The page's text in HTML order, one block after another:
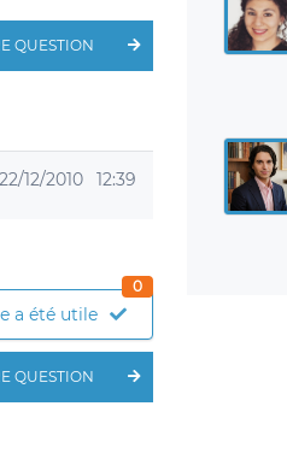
QUESTION
22/12/2010 12:39
a été utile
0
QUESTION